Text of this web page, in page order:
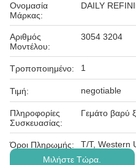
Ονομασία
Μάρκας:
DAILY
Αριθμός
Μοντέλου:
3054 3204
Τροποποιημένο: 1
Τιμή: negotiable
Πληροφορίες
Συσκευασίας:
Γεμάτο βαρύ
Όροι Πληρωμής:
T/T, Western
Μιλήστε Τώρα.